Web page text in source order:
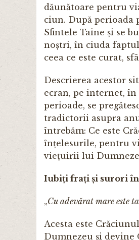
dăunătoare pentru
ciun. După perioada
Sfintele Taine și se
noștri, în ciuda
ceea ce este curat,
Descrierea acestor
ecran, pe in­ter­net,
perioade, se
tradic­torii asupra
întrebăm: Ce este
înțelesurile, pentru
viețuirii lui
Iubiți frați și surori
„Cu adevărat mare este
Acesta este
Dumnezeu și de­­vine